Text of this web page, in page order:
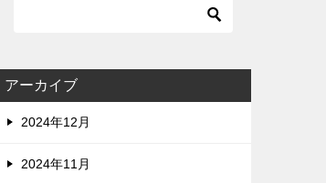
アーカイブ
2024年12月
2024年11月